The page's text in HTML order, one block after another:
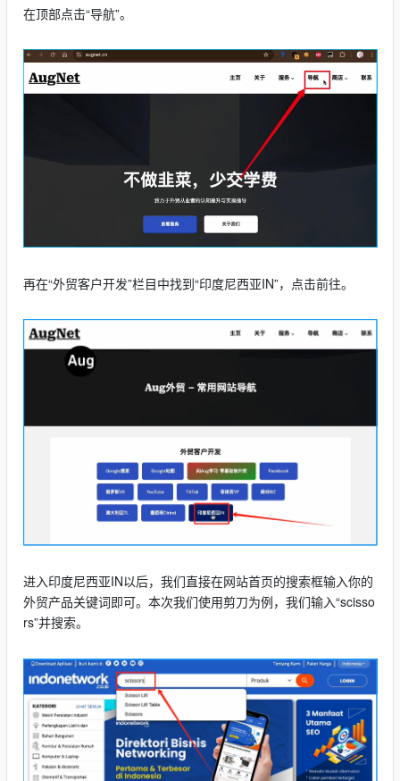
在顶部点击“导航”。
再在“外贸客户开发”栏目中找到“印度尼西亚IN”，点击前往。
进入印度尼西亚IN以后，我们直接在网站首页的搜索框输入你的
外贸产品关键词即可。本次我们使用剪刀为例，我们输入“scisso
rs”并搜索。